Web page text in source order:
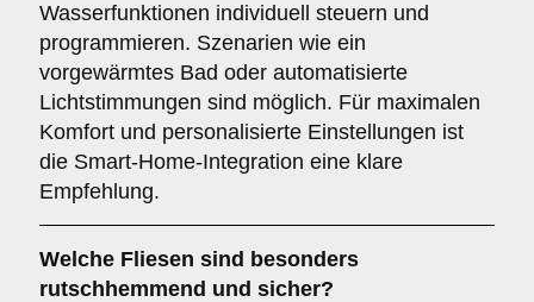
Wasserfunktionen individuell steuern und
programmieren. Szenarien wie ein
vorgewärmtes Bad oder automatisierte
Lichtstimmungen sind möglich. Für maximalen
Komfort und personalisierte Einstellungen ist
die Smart-Home-Integration eine klare
Empfehlung.
Welche Fliesen sind besonders
rutschhemmend und sicher?